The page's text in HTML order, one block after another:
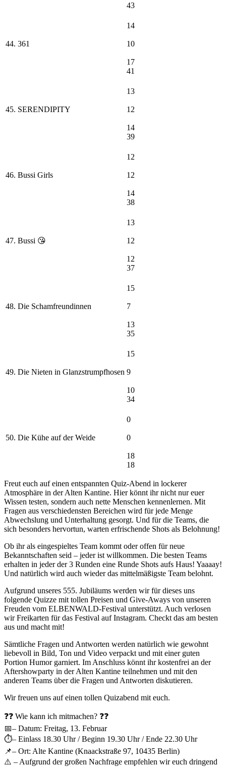
43
44. 361
14
10
17
41
45. SERENDIPITY
13
12
14
39
46. Bussi Girls
12
12
14
38
47. Bussi 😘
13
12
12
37
48. Die Schamfreundinnen
15
7
13
35
49. Die Nieten in Glanzstrumpfhosen
15
9
10
34
50. Die Kühe auf der Weide
0
0
18
18
Freut euch auf einen entspannten Quiz-Abend in lockerer
Atmosphäre in der Alten Kantine. Hier könnt ihr nicht nur euer
Wissen testen, sondern auch nette Menschen kennenlernen. Mit
Fragen aus verschiedensten Bereichen wird für jede Menge
Abwechslung und Unterhaltung gesorgt. Und für die Teams, die
sich besonders hervortun, warten erfrischende Shots als Belohnung!
Ob ihr als eingespieltes Team kommt oder offen für neue
Bekanntschaften seid – jeder ist willkommen. Die besten Teams
erhalten in jeder der 3 Runden eine Runde Shots aufs Haus! Yaaaay!
Und natürlich wird auch wieder das mittelmäßigste Team belohnt.
Aufgrund unseres 555. Jubiläums werden wir für dieses uns
folgende Quizze mit tollen Preisen und Give-Aways von unseren
Freuden vom ELBENWALD-Festival unterstützt. Auch verlosen
wir Freikarten für das Festival auf Instagram. Checkt das am besten
aus und macht mit!
Sämtliche Fragen und Antworten werden natürlich wie gewohnt
liebevoll in Bild, Ton und Video verpackt und mit einer guten
Portion Humor garniert. Im Anschluss könnt ihr kostenfrei an der
Aftershowparty in der Alten Kantine teilnehmen und mit den
anderen Teams über die Fragen und Antworten diskutieren.
Wir freuen uns auf einen tollen Quizabend mit euch.
❓❓ Wie kann ich mitmachen? ❓❓
📅– Datum: Freitag, 13. Februar
⏱– Einlass 18.30 Uhr / Beginn 19.30 Uhr / Ende 22.30 Uhr
📌– Ort: Alte Kantine (Knaackstraße 97, 10435 Berlin)
⚠️ – Aufgrund der großen Nachfrage empfehlen wir euch dringend